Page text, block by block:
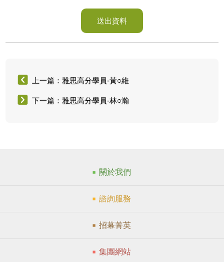
送出資料
上一篇：雅思高分學員-黃○維
下一篇：雅思高分學員-林○瀚
關於我們
諮詢服務
招幕菁英
集團網站